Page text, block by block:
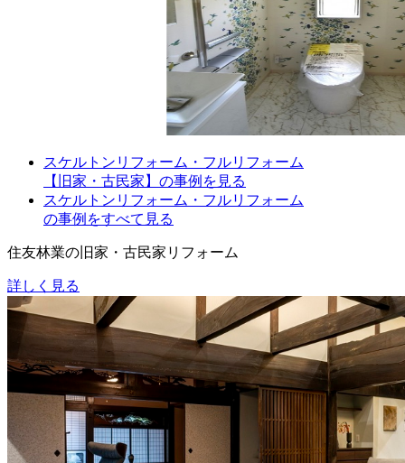
スケルトンリフォーム・フルリフォーム
【旧家・古民家】の事例を見る
スケルトンリフォーム・フルリフォーム
の事例をすべて見る
住友林業の旧家・古民家リフォーム
詳しく見る